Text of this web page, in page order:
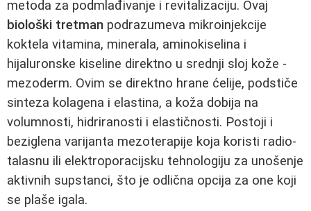
metoda za podmlađivanje i revitalizaciju. Ovaj
biološki tretman podrazumeva mikroinjekcije
koktela vitamina, minerala, aminokiselina i
hijaluronske kiseline direktno u srednji sloj kože -
mezoderm. Ovim se direktno hrane ćelije, podstiče
sinteza kolagena i elastina, a koža dobija na
volumnosti, hidriranosti i elastičnosti. Postoji i
beziglena varijanta mezoterapije koja koristi radio-
talasnu ili elektroporacijsku tehnologiju za unošenje
aktivnih supstanci, što je odlična opcija za one koji
se plaše igala.